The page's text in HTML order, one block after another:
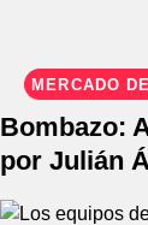
MERCADO
Bombazo:
por Julián